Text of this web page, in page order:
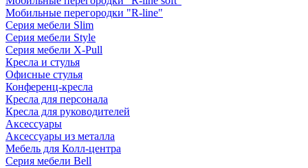
Мобильные перегородки "R-line"
Серия мебели Slim
Серия мебели Style
Серия мебели X-Pull
Кресла и стулья
Офисные стулья
Конференц-кресла
Кресла для персонала
Кресла для руководителей
Аксессуары
Аксессуары из металла
Мебель для Колл-центра
Серия мебели Bell